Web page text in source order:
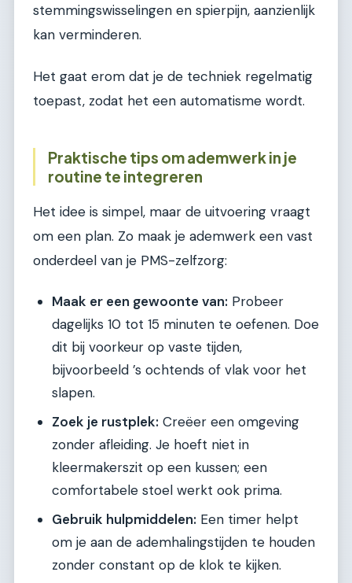
stemmingswisselingen en spierpijn, aanzienlijk
kan verminderen.
Het gaat erom dat je de techniek regelmatig
toepast, zodat het een automatisme wordt.
Praktische tips om ademwerk in je
routine te integreren
Het idee is simpel, maar de uitvoering vraagt
om een plan. Zo maak je ademwerk een vast
onderdeel van je PMS-zelfzorg:
Maak er een gewoonte van: Probeer
dagelijks 10 tot 15 minuten te oefenen. Doe
dit bij voorkeur op vaste tijden,
bijvoorbeeld ’s ochtends of vlak voor het
slapen.
Zoek je rustplek: Creëer een omgeving
zonder afleiding. Je hoeft niet in
kleermakerszit op een kussen; een
comfortabele stoel werkt ook prima.
Gebruik hulpmiddelen: Een timer helpt
om je aan de ademhalingstijden te houden
zonder constant op de klok te kijken.